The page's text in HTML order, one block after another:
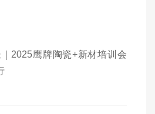
2025鹰牌陶瓷+新材培训会